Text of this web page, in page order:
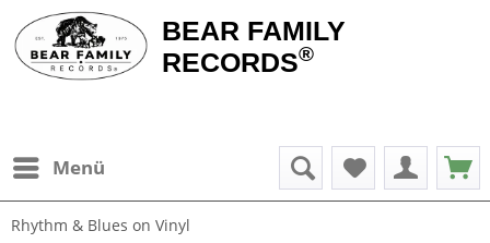
BEAR FAMILY
RECORDS®
Menü
Rhythm & Blues on Vinyl